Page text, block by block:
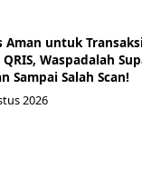
Aman untuk Transaksi
QRIS, Waspadalah
Sampai Salah Scan!
2026